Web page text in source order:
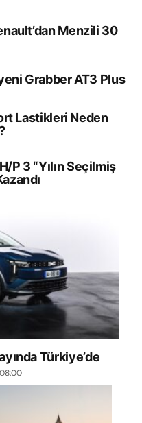
Menzili 30
Grabber AT3 Plus
Lastikleri Neden
P 3 “Yılın Seçilmiş
Türkiye’de